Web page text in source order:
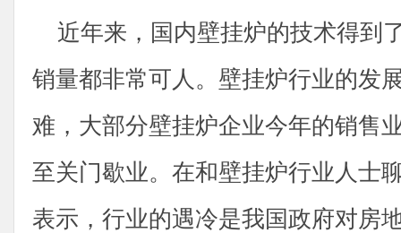
近年来，国内壁挂炉的技术得到
销量都非常可人。壁挂炉行业的发
难，大部分壁挂炉企业今年的销售
至关门歇业。在和壁挂炉行业人士
表示，行业的遇冷是我国政府对房